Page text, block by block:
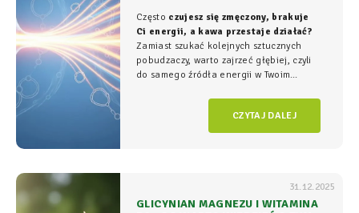
Często czujesz się zmęczony, brakuje
Ci energii, a kawa przestaje działać?
Zamiast szukać kolejnych sztucznych
pobudzaczy, warto zajrzeć głębiej, czyli
do samego źródła energii w Twoim
komórkowym rozgrywa się cała
CZYTAJ DALEJ
31.12.2025
GLICYNIAN MAGNEZU I WITAMINA